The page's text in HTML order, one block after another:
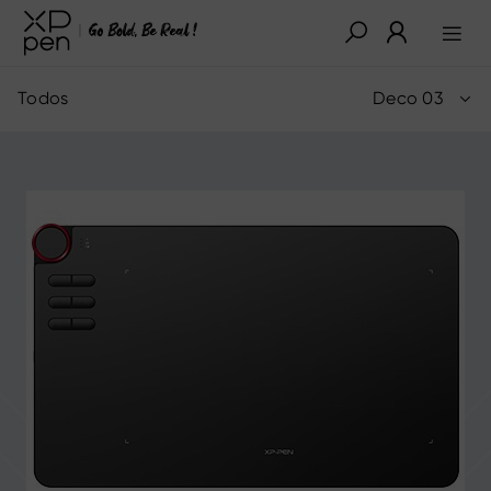
Todos Deco 03